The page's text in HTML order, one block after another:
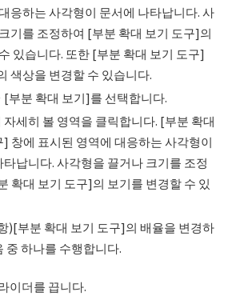
응하는 사각형이 문서에 나타납니다. 사
기를 조정하여 [부분 확대 보기 도구]의
있습니다. 또한 [부분 확대 보기 도구]
색상을 변경할 수 있습니다.
부분 확대 보기]를 선택합니다.
자세히 볼 영역을 클릭합니다. [부분 확대
] 창에 표시된 영역에 대응하는 사각형이
타납니다. 사각형을 끌거나 크기를 조정
확대 보기 도구]의 보기를 변경할 수 있
)[부분 확대 보기 도구]의 배율을 변경하
중 하나를 수행합니다.
이더를 끕니다.